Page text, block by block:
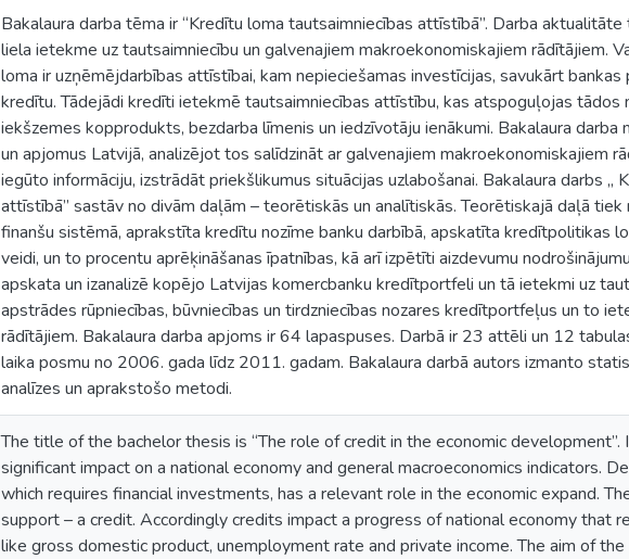
Bakalaura darba tēma ir “Kredītu loma tautsaimniecības attīstībā”. Darba
liela ietekme uz tautsaimniecību un galvenajiem makroekonomiskajiem rādītājiem.
loma ir uzņēmējdarbības attīstībai, kam nepieciešamas investīcijas, savukārt
kredītu. Tādejādi kredīti ietekmē tautsaimniecības attīstību, kas atspoguļojas tādos
iekšzemes kopprodukts, bezdarba līmenis un iedzīvotāju ienākumi. Bakalaura
un apjomus Latvijā, analizējot tos salīdzināt ar galvenajiem makroekonomiskajiem
iegūto informāciju, izstrādāt priekšlikumus situācijas uzlabošanai. Bakalaura darbs „
attīstībā” sastāv no divām daļām – teorētiskās un analītiskās. Teorētiskajā daļā
finanšu sistēmā, aprakstīta kredītu nozīme banku darbībā, apskatīta kredītpolitikas
veidi, un to procentu aprēķināšanas īpatnības, kā arī izpētīti aizdevumu
apskata un izanalizē kopējo Latvijas komercbanku kredītportfeli un tā ietekmi uz
apstrādes rūpniecības, būvniecības un tirdzniecības nozares kredītportfeļus un to
rādītājiem. Bakalaura darba apjoms ir 64 lapaspuses. Darbā ir 23 attēli un 12
laika posmu no 2006. gada līdz 2011. gadam. Bakalaura darbā autors izmanto
analīzes un aprakstošo metodi.
The title of the bachelor thesis is “The role of credit in the economic
significant impact on a national economy and general macroeconomics indicators.
which requires financial investments, has a relevant role in the economic expand.
support – a credit. Accordingly credits impact a progress of national economy that
like gross domestic product, unemployment rate and private income. The aim of